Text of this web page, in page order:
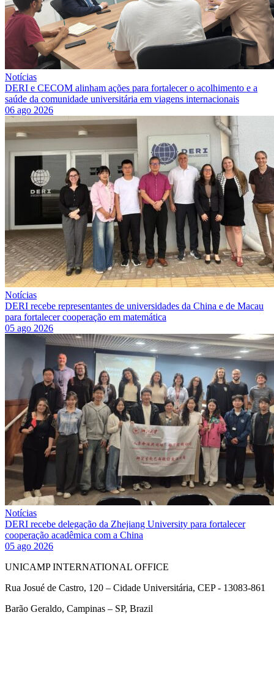
Notícias
DERI e CECOM alinham ações para fortalecer o acolhimento e a
saúde da comunidade universitária em viagens internacionais
06 ago 2026
Notícias
DERI recebe representantes de universidades da China e de Macau
para fortalecer cooperação em matemática
05 ago 2026
Notícias
DERI recebe delegação da Zhejiang University para fortalecer
cooperação acadêmica com a China
05 ago 2026
UNICAMP INTERNATIONAL OFFICE
Rua Josué de Castro, 120 – Cidade Universitária, CEP - 13083-861
Barão Geraldo, Campinas – SP, Brazil